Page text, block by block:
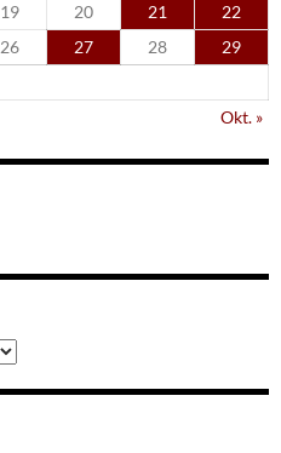
19 20 21
22
26 27 28
29
Okt. »